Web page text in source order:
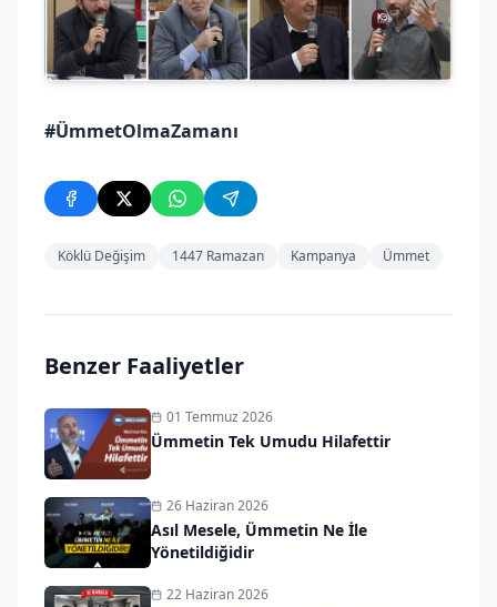
#ÜmmetOlmaZamanı
Köklü Değişim 1447 Ramazan Kampanya Ümmet
Benzer Faaliyetler
01 Temmuz 2026
Ümmetin Tek Umudu Hilafettir
26 Haziran 2026
Asıl Mesele, Ümmetin Ne İle
Yönetildiğidir
22 Haziran 2026